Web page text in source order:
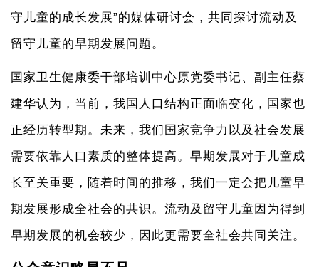
守儿童的成长发展”的媒体研讨会，共同探讨流动及
留守儿童的早期发展问题。
国家卫生健康委干部培训中心原党委书记、副主任蔡
建华认为，当前，我国人口结构正面临变化，国家也
正经历转型期。未来，我们国家竞争力以及社会发展
需要依靠人口素质的整体提高。早期发展对于儿童成
长至关重要，随着时间的推移，我们一定会把儿童早
期发展形成全社会的共识。流动及留守儿童因为得到
早期发展的机会较少，因此更需要全社会共同关注。